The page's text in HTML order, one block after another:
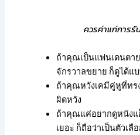
ควรค่าแก่การรั
ถ้าคุณเป็นแฟนเดนตา
จักรวาลขยาย ก็ดูได้แ
ถ้าคุณหวังเคมีคู่หูที่ทร
ผิดหวัง
ถ้าคุณแค่อยากดูหนังแ
เยอะ ก็ถือว่าเป็นตัวเลื